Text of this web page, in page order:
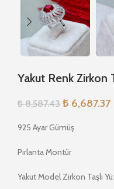
Yakut Renk Zirkon
₺8,587.43 ₺ 6,687.37
925 Ayar Gümüş
Pırlanta Montür
Yakut Model Zirkon Taşlı